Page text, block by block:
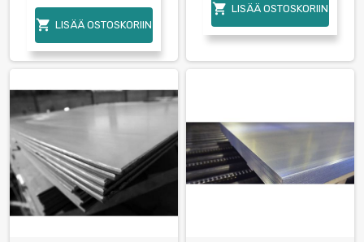
 LISÄÄ OSTOSKORIIN
 LISÄÄ OSTOSKORIIN